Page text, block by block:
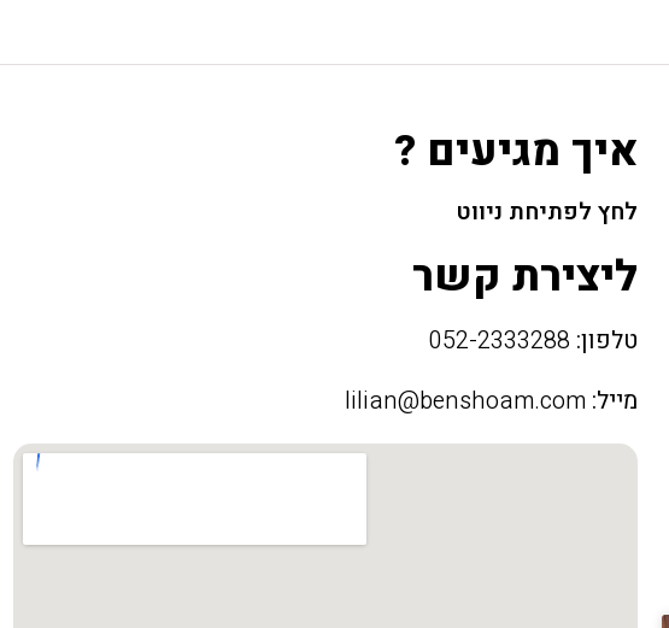
איך מגיעים ?
לחץ לפתיחת ניווט
ליצירת קשר
טלפון:
מייל: lilian@benshoam.com